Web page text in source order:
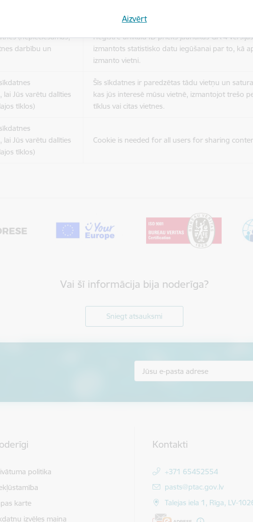
Aizvērt
(nepieciešamas,
darbību un
Reģistrē unikālu ID priekš jaunākās GA 4
izmantots statistisko datu iegūšanai par to, kā
izmanto vietni.
lai Jūs varētu dalīties
tīklos)
Šīs sīkdatnes ir paredzētas tādu vietņu un
kas jūs interesē mūsu vietnē, izmantojot trešo
tīklus vai citas vietnes.
lai Jūs varētu dalīties
tīklos)
Cookie is needed for all users for sharing
Vai šī informācija bija noderīga?
Sniegt atsauksmi
politika
karte
izvēles maiņa
Kontakti
+371 65452554
E-pasts:
pasts@ptac.gov.lv
Talejas iela 1, Rīga, LV-